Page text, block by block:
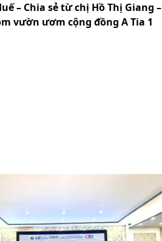
– Chia sẻ từ chị Hồ Thị Giang –
vườn ươm cộng đồng A Tia 1